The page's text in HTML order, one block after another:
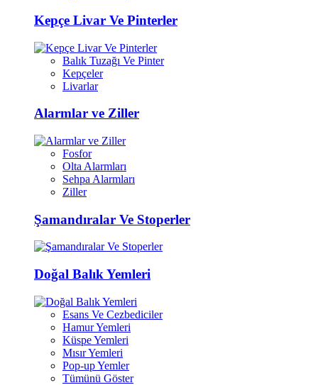
Kepçe Livar Ve Pinterler
Balık Tuzağı Ve Pinter
Kepçeler
Livarlar
Alarmlar ve Ziller
Fosfor
Olta Alarmları
Sehpa Alarmları
Ziller
Şamandıralar Ve Stoperler
Doğal Balık Yemleri
Esans Ve Cezbediciler
Hamur Yemleri
Küspe Yemleri
Mısır Yemleri
Pop-up Yemler
Tümünü Göster